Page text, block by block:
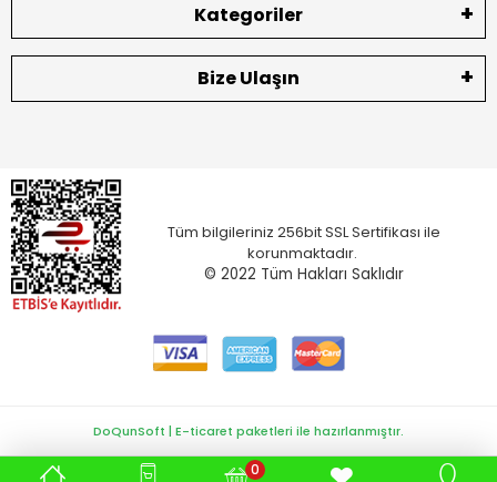
Kategoriler
Bize Ulaşın
Tüm bilgileriniz 256bit SSL Sertifikası ile
korunmaktadır.
© 2022 Tüm Hakları Saklıdır
0
DoQunSoft | E-ticaret paketleri ile hazırlanmıştır.